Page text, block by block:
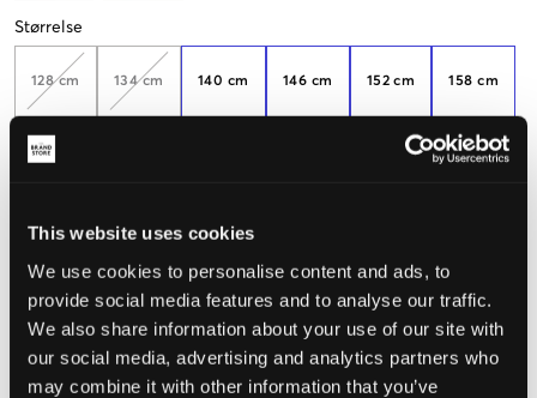
This website uses cookies
We use cookies to personalise content and ads, to
provide social media features and to analyse our traffic.
We also share information about your use of our site with
our social media, advertising and analytics partners who
may combine it with other information that you’ve
Størrelse
128 cm 134 cm 140 cm 146 cm 152 cm 158 cm
164 cm
Lille Perfekt